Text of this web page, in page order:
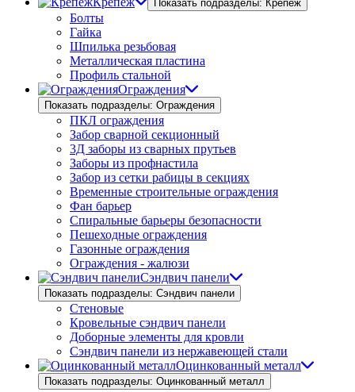
Показать подразделы: Крепеж
Болты
Гайка
Шпилька резьбовая
Металлическая пластина
Профиль стальной
Ограждения
Показать подразделы: Ограждения
ПКЛ ограждения
Забор сварной секционный
3Д заборы из сварных прутьев
Заборы из профнастила
Забор из сетки рабицы в секциях
Временные строительные ограждения
Фан барьер
Спиральные барьеры безопасности
Пешеходные ограждения
Газонные ограждения
Ограждения - жалюзи
Сэндвич панели
Показать подразделы: Сэндвич панели
Стеновые
Кровельные сэндвич панели
Доборные элементы для кровли
Сэндвич панели из нержавеющей стали
Оцинкованный металл
Показать подразделы: Оцинкованный металл